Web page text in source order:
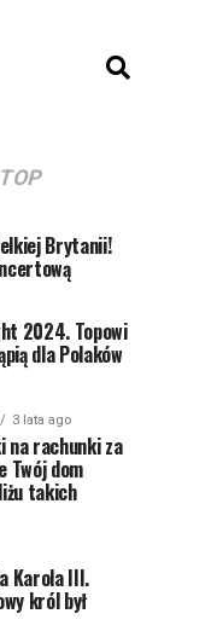
TOP
Brytanii!
2024. Topowi
dla Polaków
3 lata ago
na rachunki za
Twój dom
takich
Karola III.
król był